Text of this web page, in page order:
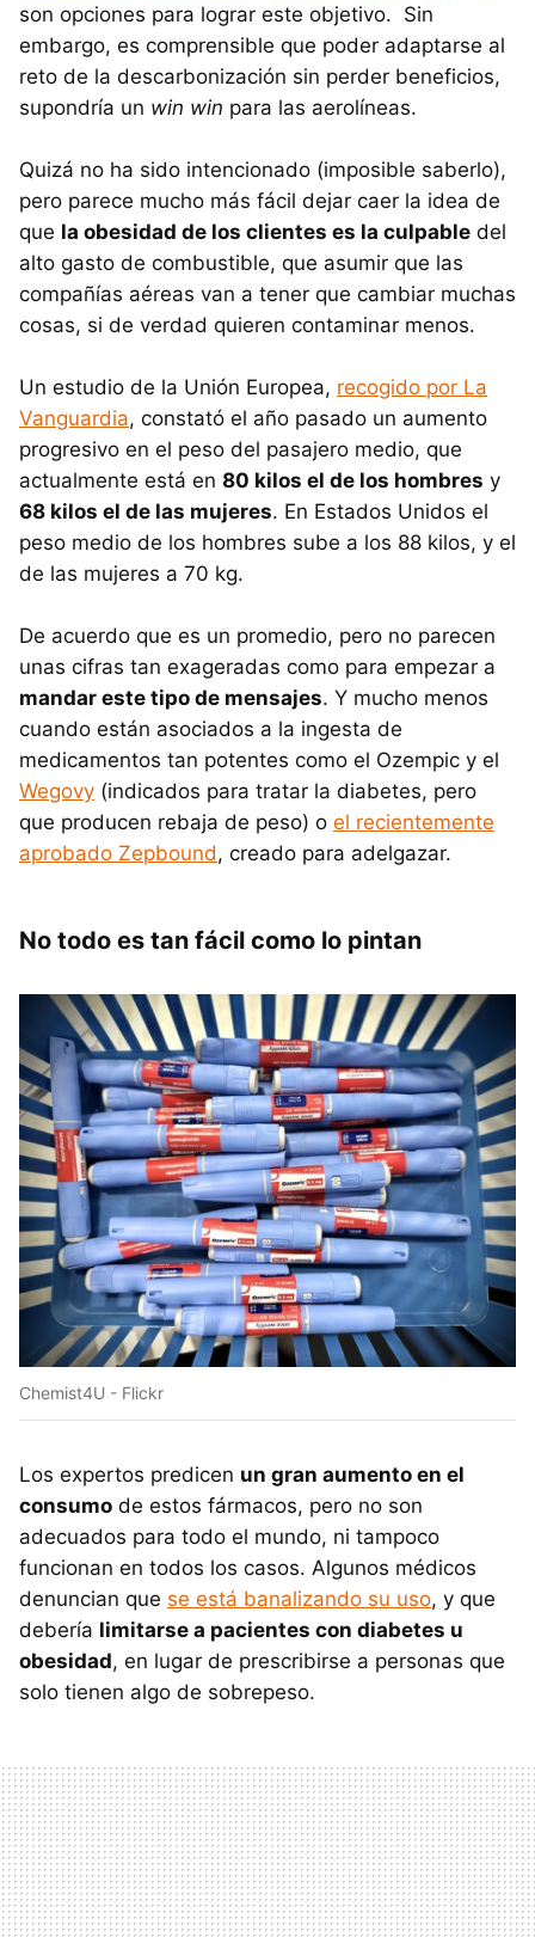
son opciones para lograr este objetivo. Sin
embargo, es comprensible que poder adaptarse al
reto de la descarbonización sin perder beneficios,
supondría un win win para las aerolíneas.
Quizá no ha sido intencionado (imposible saberlo),
pero parece mucho más fácil dejar caer la idea de
que la obesidad de los clientes es la culpable del
alto gasto de combustible, que asumir que las
compañías aéreas van a tener que cambiar muchas
cosas, si de verdad quieren contaminar menos.
Un estudio de la Unión Europea, recogido por La
Vanguardia, constató el año pasado un aumento
progresivo en el peso del pasajero medio, que
actualmente está en 80 kilos el de los hombres y
68 kilos el de las mujeres. En Estados Unidos el
peso medio de los hombres sube a los 88 kilos, y el
de las mujeres a 70 kg.
De acuerdo que es un promedio, pero no parecen
unas cifras tan exageradas como para empezar a
mandar este tipo de mensajes. Y mucho menos
cuando están asociados a la ingesta de
medicamentos tan potentes como el Ozempic y el
Wegovy (indicados para tratar la diabetes, pero
que producen rebaja de peso) o el recientemente
aprobado Zepbound, creado para adelgazar.
No todo es tan fácil como lo pintan
Chemist4U - Flickr
Los expertos predicen un gran aumento en el
consumo de estos fármacos, pero no son
adecuados para todo el mundo, ni tampoco
funcionan en todos los casos. Algunos médicos
denuncian que se está banalizando su uso, y que
debería limitarse a pacientes con diabetes u
obesidad, en lugar de prescribirse a personas que
solo tienen algo de sobrepeso.